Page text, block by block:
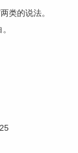
类的说法。